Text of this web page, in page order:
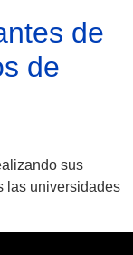
de
de
sus
las universidades